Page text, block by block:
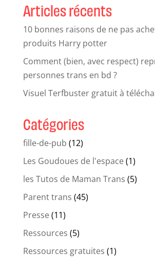
Articles récents
10 bonnes raisons de ne pas
produits Harry potter
Comment (bien, avec respect)
personnes trans en bd ?
Visuel Terfbuster gratuit à
Catégories
fille-de-pub (12)
Les Goudoues de l'espace(1)
les Tutos de Maman Trans (5)
Parent trans (45)
Presse(11)
Ressources (5)
Ressources gratuites (1)